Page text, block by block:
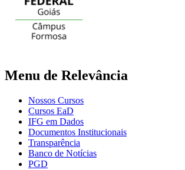
Menu de Relevância
Nossos Cursos
Cursos EaD
IFG em Dados
Documentos Institucionais
Transparência
Banco de Notícias
PGD